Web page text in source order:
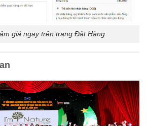
giá ngay trên trang Đặt Hàng